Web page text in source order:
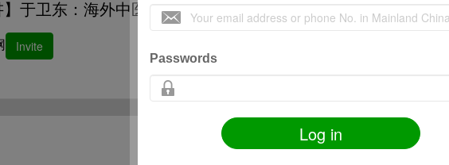
Passwords
Log in
】于卫东：海外中医治疗视网膜色素变性20年概论 25 43922
Invite